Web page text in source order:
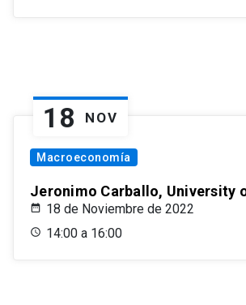
18 NOV
Macroeconomía
Jeronimo Carballo, University
18 de Noviembre de 2022
14:00 a 16:00